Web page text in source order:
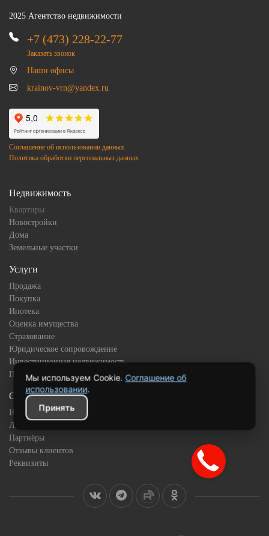
2025 Агентство недвижимости
+7 (473) 228-22-77
Заказать звонок
Наши офисы
krainov-vrn@yandex.ru
Соглашение об использовании данных
Политика обработки персональныз данных
Недвижимость
Квартиры
Новостройки
Дома
Земельные участки
Услуги
Продажа
Покупка
Ипотека
Оценка имущества
Страхование
Юридическое сопровождение
Инвестиционная недвижимость
Подбор квартиры в новостройке
О компании
История
Лицензии и сертификаты
Партнёры
Отзывы клиентов
Реквизиты
Мы используем Cookie. Соглашение об
использовании.
Принять